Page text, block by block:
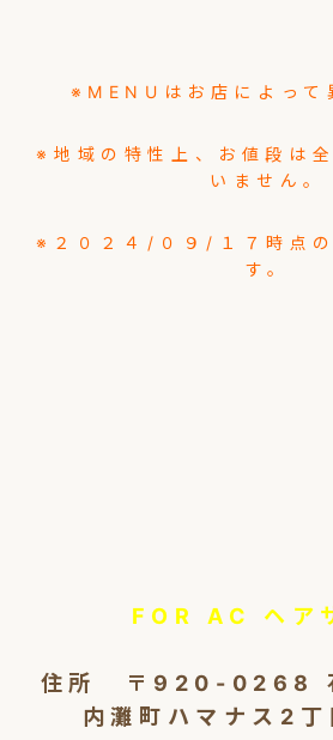
※MENUはお店によって
※地域の特性上、お値段は
いません。
※２０２４/０９/１７時点の
す。
FOR AC ヘア
住所 〒920-0268
内灘町ハマナス2